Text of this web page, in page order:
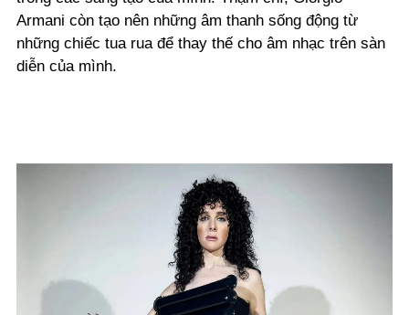
Armani còn tạo nên những âm thanh sống động từ
những chiếc tua rua để thay thế cho âm nhạc trên sàn
diễn của mình.